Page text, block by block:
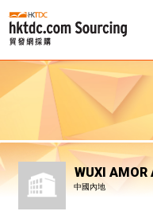
WUXI AMOR
中國內地